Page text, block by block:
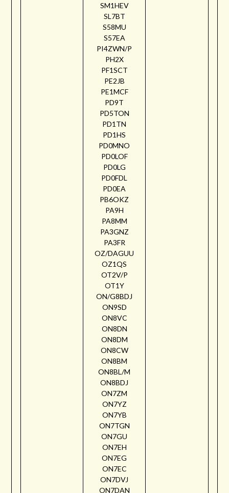
SM1HEV
SL7BT
S58MU
S57EA
PI4ZWN/P
PH2X
PF1SCT
PE2JB
PE1MCF
PD9T
PD5TON
PD1TN
PD1HS
PD0MNO
PD0LOF
PD0LG
PD0FDL
PD0EA
PB6OKZ
PA9H
PA8MM
PA3GNZ
PA3FR
OZ/DAGUU
OZ1QS
OT2V/P
OT1Y
ON/G8BDJ
ON9SD
ON8VC
ON8DN
ON8DM
ON8CW
ON8BM
ON8BL/M
ON8BDJ
ON7ZM
ON7YZ
ON7YB
ON7TGN
ON7GU
ON7EH
ON7EG
ON7EC
ON7DVJ
ON7DAN